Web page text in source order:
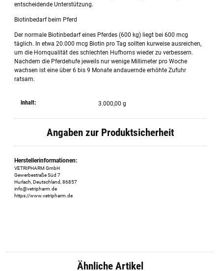
entscheidende Unterstützung.
Biotinbedarf beim Pferd
Der normale Biotinbedarf eines Pferdes (600 kg) liegt bei 600 mcg
täglich. In etwa 20.000 mcg Biotin pro Tag sollten kurweise ausreichen,
um die Hornqualität des schlechten Hufhorns wieder zu verbessern.
Nachdem die Pferdehufe jeweils nur wenige Millimeter pro Woche
wachsen ist eine über 6 bis 9 Monate andauernde erhöhte Zufuhr
ratsam.
Inhalt: 3.000,00 g
Angaben zur Produktsicherheit
Herstellerinformationen:
VETRIPHARM GmbH
Gewerbestraße Süd 7
Hurlach, Deutschland, 86857
info@vetripharm.de
https://www.vetripharm.de
Ähnliche Artikel